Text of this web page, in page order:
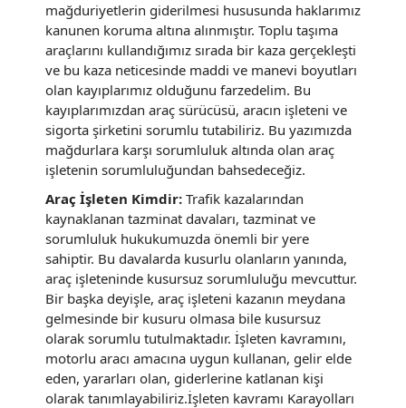
mağduriyetlerin giderilmesi hususunda haklarımız
kanunen koruma altına alınmıştır. Toplu taşıma
araçlarını kullandığımız sırada bir kaza gerçekleşti
ve bu kaza neticesinde maddi ve manevi boyutları
olan kayıplarımız olduğunu farzedelim. Bu
kayıplarımızdan araç sürücüsü, aracın işleteni ve
sigorta şirketini sorumlu tutabiliriz. Bu yazımızda
mağdurlara karşı sorumluluk altında olan araç
işletenin sorumluluğundan bahsedeceğiz.
Araç İşleten Kimdir: Trafik kazalarından
kaynaklanan tazminat davaları, tazminat ve
sorumluluk hukukumuzda önemli bir yere
sahiptir. Bu davalarda kusurlu olanların yanında,
araç işleteninde kusursuz sorumluluğu mevcuttur.
Bir başka deyişle, araç işleteni kazanın meydana
gelmesinde bir kusuru olmasa bile kusursuz
olarak sorumlu tutulmaktadır. İşleten kavramını,
motorlu aracı amacına uygun kullanan, gelir elde
eden, yararları olan, giderlerine katlanan kişi
olarak tanımlayabiliriz.İşleten kavramı Karayolları